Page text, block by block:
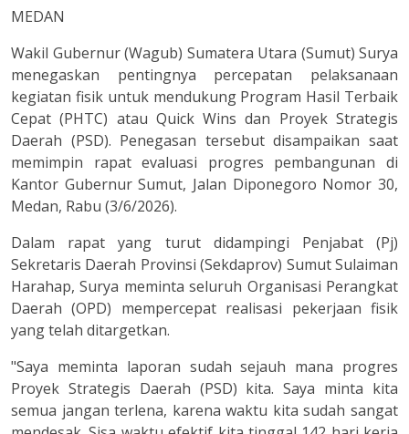
MEDAN
Wakil Gubernur (Wagub) Sumatera Utara (Sumut) Surya
menegaskan pentingnya percepatan pelaksanaan
kegiatan fisik untuk mendukung Program Hasil Terbaik
Cepat (PHTC) atau Quick Wins dan Proyek Strategis
Daerah (PSD). Penegasan tersebut disampaikan saat
memimpin rapat evaluasi progres pembangunan di
Kantor Gubernur Sumut, Jalan Diponegoro Nomor 30,
Medan, Rabu (3/6/2026).
Dalam rapat yang turut didampingi Penjabat (Pj)
Sekretaris Daerah Provinsi (Sekdaprov) Sumut Sulaiman
Harahap, Surya meminta seluruh Organisasi Perangkat
Daerah (OPD) mempercepat realisasi pekerjaan fisik
yang telah ditargetkan.
"Saya meminta laporan sudah sejauh mana progres
Proyek Strategis Daerah (PSD) kita. Saya minta kita
semua jangan terlena, karena waktu kita sudah sangat